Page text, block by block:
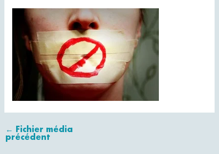
← Fichier média
précédent